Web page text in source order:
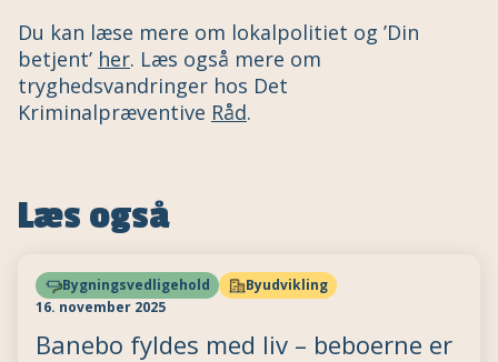
Du kan læse mere om lokalpolitiet og ’Din
betjent’ her. Læs også mere om
tryghedsvandringer hos Det
Kriminalpræventive Råd.
Læs også
Bygningsvedligehold
Byudvikling
16. november 2025
Banebo fyldes med liv – beboerne er